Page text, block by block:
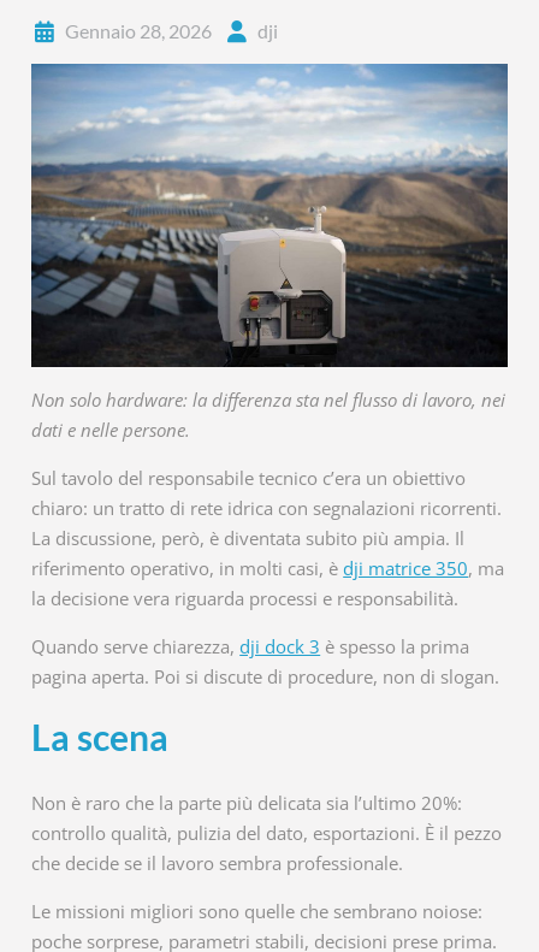
Gennaio 28, 2026 dji
Non solo hardware: la differenza sta nel flusso di lavoro, nei
dati e nelle persone.
Sul tavolo del responsabile tecnico c’era un obiettivo
chiaro: un tratto di rete idrica con segnalazioni ricorrenti.
La discussione, però, è diventata subito più ampia. Il
riferimento operativo, in molti casi, èdji matrice 350, ma
la decisione vera riguarda processi e responsabilità.
Quando serve chiarezza,dji dock 3 è spesso la prima
pagina aperta. Poi si discute di procedure, non di slogan.
La scena
Non è raro che la parte più delicata sia l’ultimo 20%:
controllo qualità, pulizia del dato, esportazioni. È il pezzo
che decide se il lavoro sembra professionale.
Le missioni migliori sono quelle che sembrano noiose:
poche sorprese, parametri stabili, decisioni prese prima.